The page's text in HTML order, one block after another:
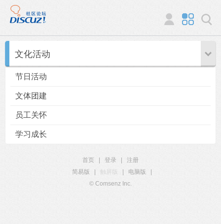
文化活动
节日活动
文体团建
员工关怀
学习成长
首页 登录
注册
简易版
触屏版 电脑版
© Comsenz Inc.